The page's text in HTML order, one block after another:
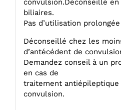
convulsion.Déconseillé
biliaires.
Pas d’utilisation prolongée
Déconseillé chez les
d’antécédent de
Demandez conseil à un
en cas de
traitement antiépileptique
convulsion.